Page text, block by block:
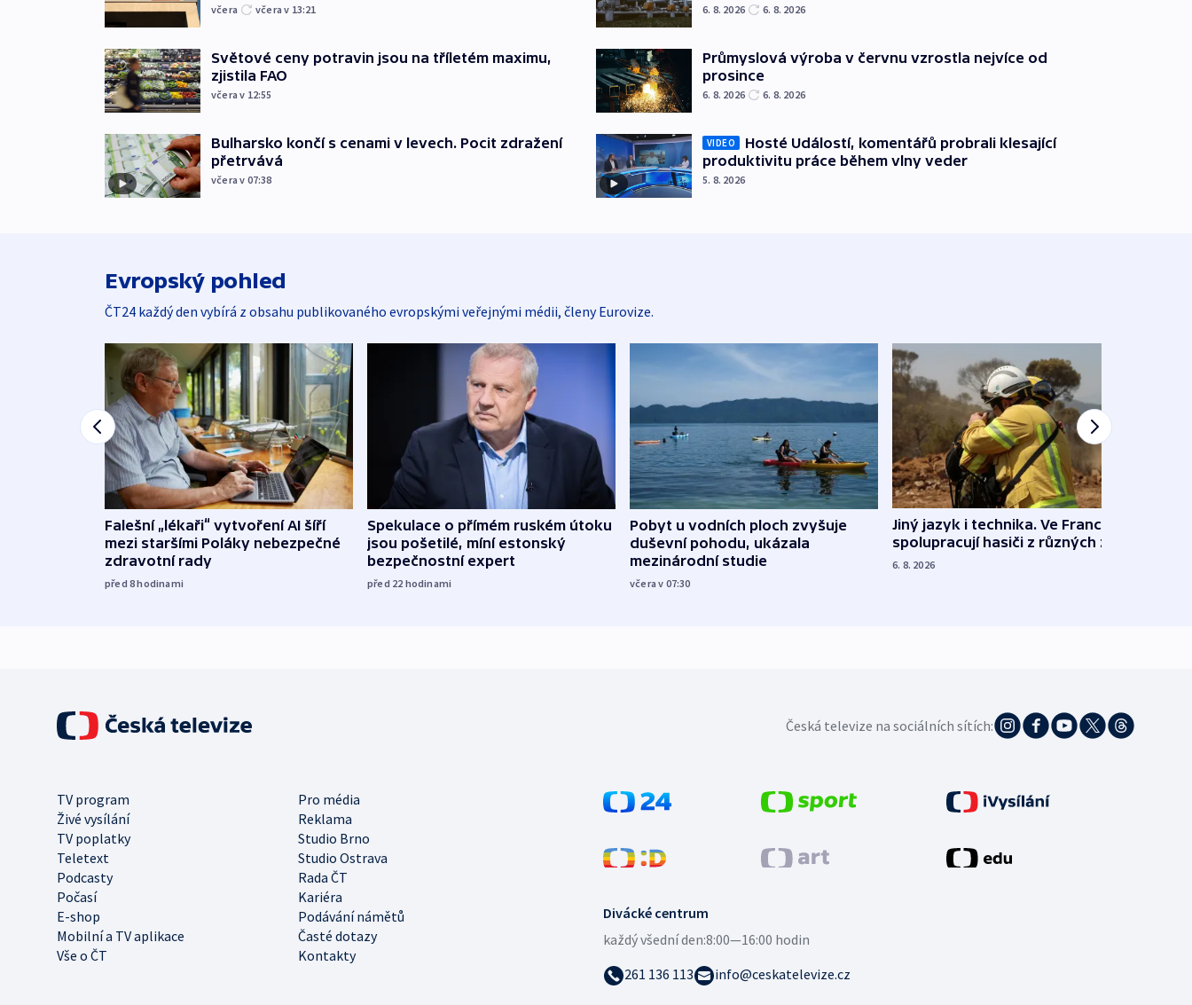
včera včera v 13:21
Světové ceny potravin jsou na tříletém maximu,
zjistila FAO
včera v 12:55
Bulharsko končí s cenami v levech. Pocit zdražení
přetrvává
včera v 07:38
6. 8. 2026 6. 8. 2026
Průmyslová výroba v červnu vzrostla nejvíce od
prosince
6. 8. 2026 6. 8. 2026
VIDEO
Hosté Událostí, komentářů probrali klesající
produktivitu práce během vlny veder
5. 8. 2026
Evropský pohled
ČT24 každý den vybírá z obsahu publikovaného evropskými veřejnými médii, členy Eurovize.
Falešní „lékaři“ vytvoření AI šíří
mezi staršími Poláky nebezpečné
zdravotní rady
před 8hodinami
Spekulace o přímém ruském útoku
jsou pošetilé, míní estonský
bezpečnostní expert
před 22 hodinami
Pobyt u vodních ploch zvyšuje
duševní pohodu, ukázala
mezinárodní studie
včera v 07:30
Jiný jazyk i technika. Ve Francii
spolupracují hasiči z různých zemí
6. 8. 2026
Česká televize na sociálních sítích:
TV program
Pro média
Živé vysílání
Reklama
TV poplatky
Studio Brno
Teletext
Studio Ostrava
Podcasty
Rada ČT
Počasí
Kariéra
E-shop
Podávání námětů
Mobilní a TV aplikace
Časté dotazy
Vše o ČT
Kontakty
Divácké centrum
každý všední den:8:00—16:00 hodin
261 136 113
info@ceskatelevize.cz